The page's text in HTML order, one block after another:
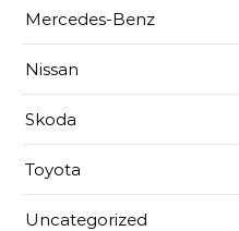
Mercedes-Benz
Nissan
Skoda
Toyota
Uncategorized